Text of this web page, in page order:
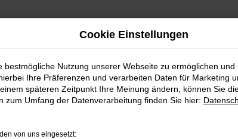
Cookie Einstellungen
bestmögliche Nutzung unserer Webseite zu ermöglichen
Ihre Präferenzen und verarbeiten Daten für Marketing
späteren Zeitpunkt Ihre Meinung ändern, können Sie
zum Umfang der Datenverarbeitung finden Sie hier:
von uns eingesetzt: